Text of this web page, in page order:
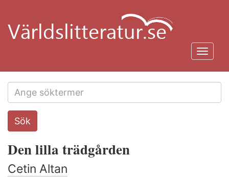
huvudinnehåll
Search
this
Sök
Den lilla trädgården
Cetin Altan